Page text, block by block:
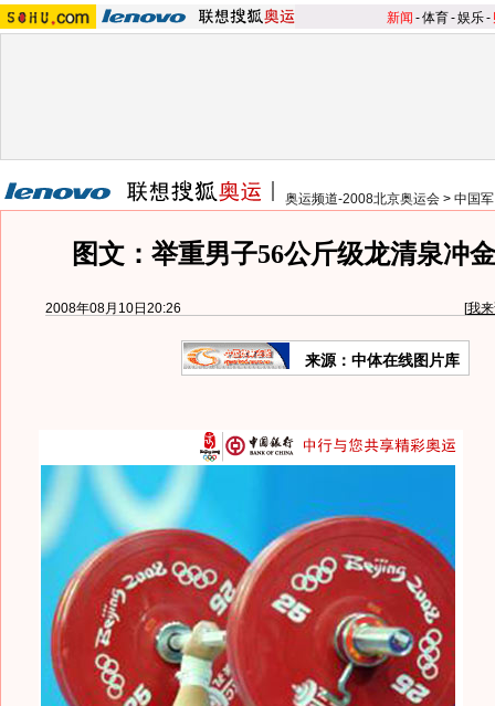
新闻 -体育-娱乐-
奥运频道-2008北京奥运会 > 中国
图文：举重男子56公斤级龙清泉冲
2008年08月10日20:26 [我
来源：中体在线图片库